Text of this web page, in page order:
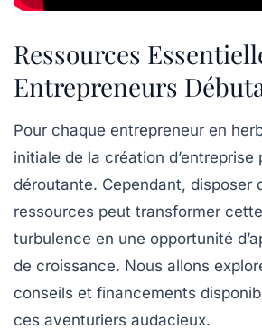
Ressources
Entrepreneurs
Pour chaque entrepreneur en
initiale de la création d’entreprise
déroutante. Cependant, disposer
ressources peut transformer
turbulence en une opportunité
de croissance. Nous allons
conseils et financements
ces aventuriers audacieux.